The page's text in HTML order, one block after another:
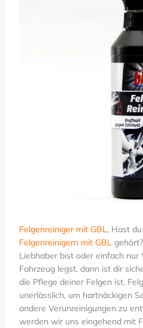
Felgenreiniger mit GBL, Hast
Felgenreinigern mit GBL
Liebhaber bist oder einfach
Fahrzeug legst, dann ist dir
die Pflege deiner Felgen ist.
unerlässlich, um hartnäckigen
andere Verunreinigungen zu
werden wir uns eingehend mit